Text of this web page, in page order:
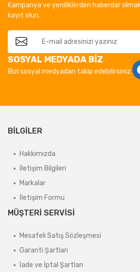
Kampanya ve yeniliklerden haberdar
kayıt olun.
SOSYAL MEDYADA BİZ
Bizi sosyal medyadan takip edebilirsiniz.
BİLGİLER
Hakkımızda
İletişim Bilgileri
Markalar
İletişim Formu
MÜŞTERİ SERVİSİ
Mesafeli Satış Sözleşmesi
Garanti Şartları
İade ve İptal Şartları